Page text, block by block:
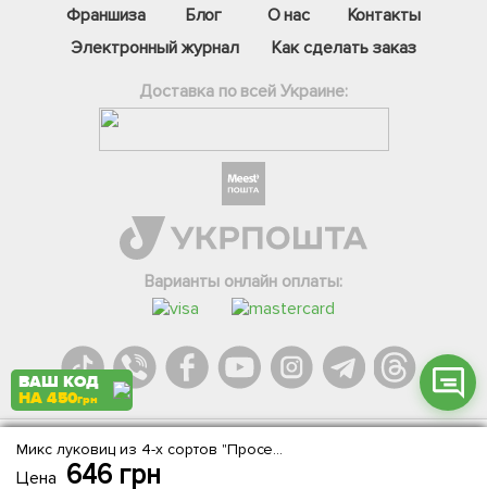
Микс луковиц из 4-х сортов "Просекко" (Prosecco) 9шт луковиц
Цена 646грн
Франшиза Блог О нас
Контакты
Электронный журнал
Как сделать заказ
Доставка по всей Украине:
Варианты онлайн оплаты:
Agromarket.Copyright © 2013-2026. Все права защищены
Інстаграм
Онлайн чат
ВАШ КОД
НА 450грн